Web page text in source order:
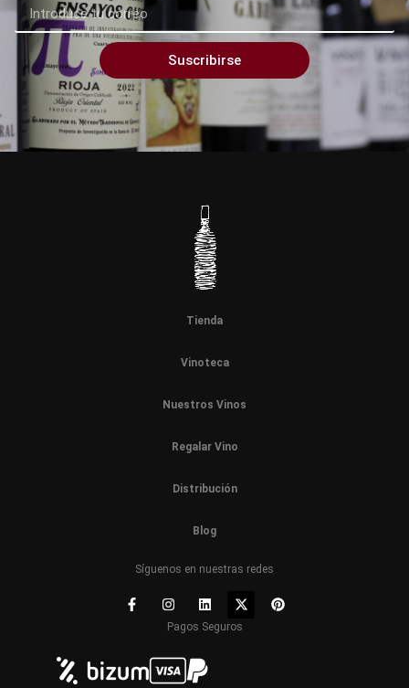
Suscribirse
Tienda
Vinoteca
Nuestros Vinos
Regalar Vino
Distribución
Blog
Síguenos en nuestras redes
Pagos Seguros